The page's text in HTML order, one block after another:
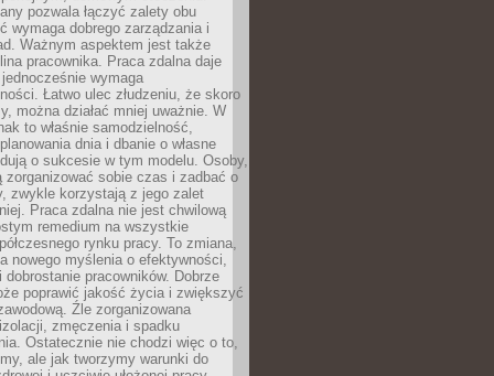
pozwala łączyć zalety obu
wymaga dobrego zarządzania i
Ważnym aspektem jest także
pracownika. Praca zdalna daje
wymaga
Łatwo ulec złudzeniu, że skoro
można działać mniej uważnie. W
to właśnie samodzielność,
dnia i dbanie o własne
o sukcesie w tym modelu. Osoby,
zorganizować sobie czas i zadbać o
zwykle korzystają z jego zalet
Praca zdalna nie jest chwilową
remedium na wszystkie
rynku pracy. To zmiana,
nowego myślenia o efektywności,
pracowników. Dobrze
poprawić jakość życia i zwiększyć
Źle zorganizowana
zmęczenia i spadku
Ostatecznie nie chodzi więc o to,
ale jak tworzymy warunki do